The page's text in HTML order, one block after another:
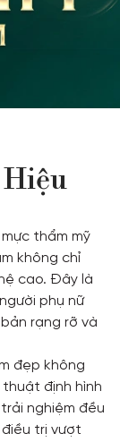
Hiệu
thẩm mỹ
không chỉ
cao. Đây là
phụ nữ
rạng rỡ và
đẹp không
định hình
nghiệm đều
trị vượt